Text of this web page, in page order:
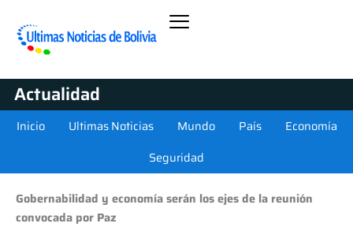
Actualidad
Inicio Ultimas Noticias Mundo País
Economía
Seguridad
Gobernabilidad y economía serán los ejes de la reunión
convocada por Paz